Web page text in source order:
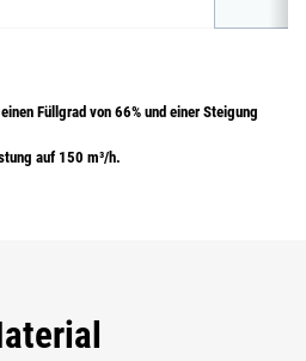
Füllgrad von 66% und einer Steigung
auf 150 m³/h.